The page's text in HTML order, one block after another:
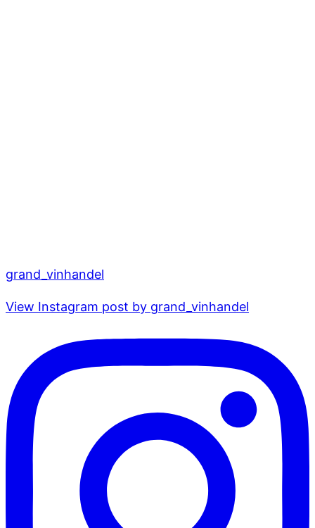
grand_vinhandel
View Instagram post by grand_vinhandel